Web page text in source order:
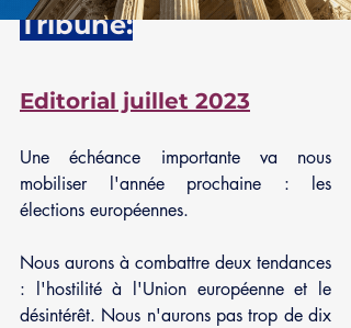
Tribune:
Editorial juillet 2023
Une échéance importante va nous
mobiliser l'année prochaine : les
élections européennes.
Nous aurons à combattre deux tendances
: l'hostilité à l'Union européenne et le
désintérêt. Nous n'aurons pas trop de dix